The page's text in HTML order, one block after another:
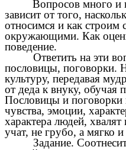
Вопросов много и
зависит от того,
относимся и как строим
окружающими. Как
поведение.
Ответить на эти
пословицы, поговорки.
культуру, передавая
от деда к внуку, обучая
Пословицы и
чувства, эмоции,
характера людей,
учат, не грубо, а мягко и
Задание.